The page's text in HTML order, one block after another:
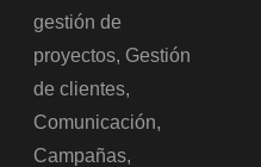
gestión de
proyectos, Gestión
de clientes,
Comunicación,
Campañas,